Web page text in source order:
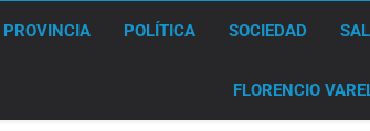
PROVINCIA POLÍTICA SOCIEDAD
FLORENCIO